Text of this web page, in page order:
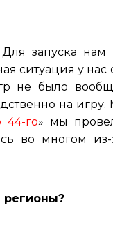
запуска нам
ситуация у нас
не было
на
44-го» мы
во многом из-
регионы?